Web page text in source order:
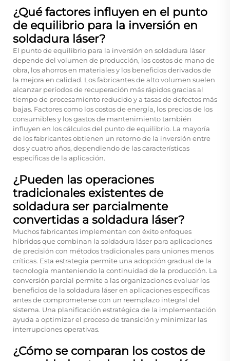
¿Qué factores influyen en el punto
de equilibrio para la inversión en
soldadura láser?
El punto de equilibrio para la inversión en soldadura láser
depende del volumen de producción, los costos de mano de
obra, los ahorros en materiales y los beneficios derivados de
la mejora en calidad. Los fabricantes de alto volumen suelen
alcanzar períodos de recuperación más rápidos gracias al
tiempo de procesamiento reducido y a tasas de defectos más
bajas. Factores como los costos de energía, los precios de los
consumibles y los gastos de mantenimiento también
influyen en los cálculos del punto de equilibrio. La mayoría
de los fabricantes obtienen un retorno de la inversión entre
dos y cuatro años, dependiendo de las características
específicas de la aplicación.
¿Pueden las operaciones
tradicionales existentes de
soldadura ser parcialmente
convertidas a soldadura láser?
Muchos fabricantes implementan con éxito enfoques
híbridos que combinan la soldadura láser para aplicaciones
de precisión con métodos tradicionales para uniones menos
críticas. Esta estrategia permite una adopción gradual de la
tecnología manteniendo la continuidad de la producción. La
conversión parcial permite a las organizaciones evaluar los
beneficios de la soldadura láser en aplicaciones específicas
antes de comprometerse con un reemplazo integral del
sistema. Una planificación estratégica de la implementación
ayuda a optimizar el proceso de transición y minimizar las
interrupciones operativas.
¿Cómo se comparan los costos de